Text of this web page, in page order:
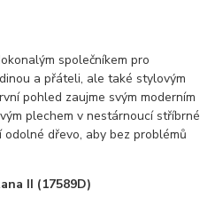
společníkem pro
a přáteli, ale také stylovým
pohled zaujme svým moderním
plechem v nestárnoucí stříbrné
dřevo, aby bez problémů
II (17589D)